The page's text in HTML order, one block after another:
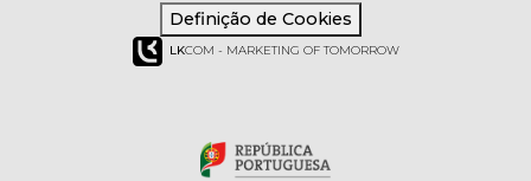
Definição de Cookies
LKCOM - MARKETING OF TOMORROW